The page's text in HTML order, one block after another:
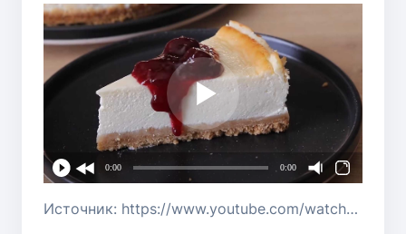
0:00 0:00
Источник: https://www.youtube.com/watch?v=-UWnoBpRSN0